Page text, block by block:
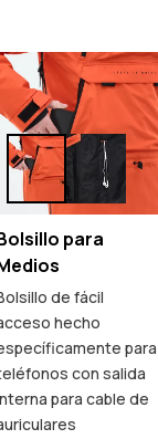
para
de fácil
hecho
para
con salida
para cable de